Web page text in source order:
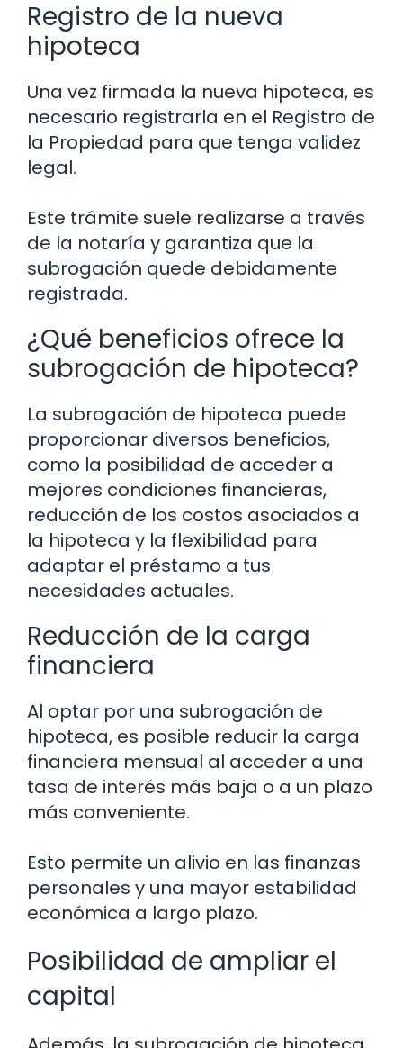
Registro de la nueva
hipoteca
Una vez firmada la nueva hipoteca, es
necesario registrarla en el Registro de
la Propiedad para que tenga validez
legal.
Este trámite suele realizarse a través
de la notaría y garantiza que la
subrogación quede debidamente
registrada.
¿Qué beneficios ofrece la
subrogación de hipoteca?
La subrogación de hipoteca puede
proporcionar diversos beneficios,
como la posibilidad de acceder a
mejores condiciones financieras,
reducción de los costos asociados a
la hipoteca y la flexibilidad para
adaptar el préstamo a tus
necesidades actuales.
Reducción de la carga
financiera
Al optar por una subrogación de
hipoteca, es posible reducir la carga
financiera mensual al acceder a una
tasa de interés más baja o a un plazo
más conveniente.
Esto permite un alivio en las finanzas
personales y una mayor estabilidad
económica a largo plazo.
Posibilidad de ampliar el
capital